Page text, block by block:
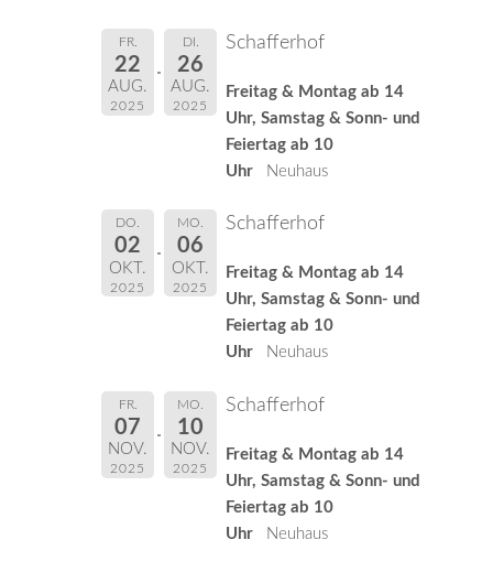
FR.
22
AUG.
2025
DI.
26
AUG.
2025
Schafferhof
Freitag & Montag ab 14
Uhr, Samstag & Sonn- und
Feiertag ab 10
Uhr
Neuhaus
DO.
02
OKT.
2025
MO.
06
OKT.
2025
Schafferhof
Freitag & Montag ab 14
Uhr, Samstag & Sonn- und
Feiertag ab 10
Uhr
Neuhaus
FR.
07
NOV.
2025
MO.
10
NOV.
2025
Schafferhof
Freitag & Montag ab 14
Uhr, Samstag & Sonn- und
Feiertag ab 10
Uhr
Neuhaus